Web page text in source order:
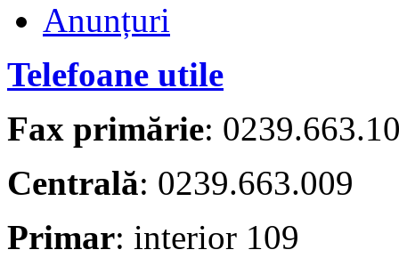
Anunțuri
Telefoane utile
Fax primărie:
Centrală: 0239.663.009
Primar: interior 109